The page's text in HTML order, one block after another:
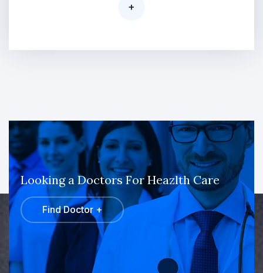
+
Looking a Doctors For Heazlth Care
Find Doctor +